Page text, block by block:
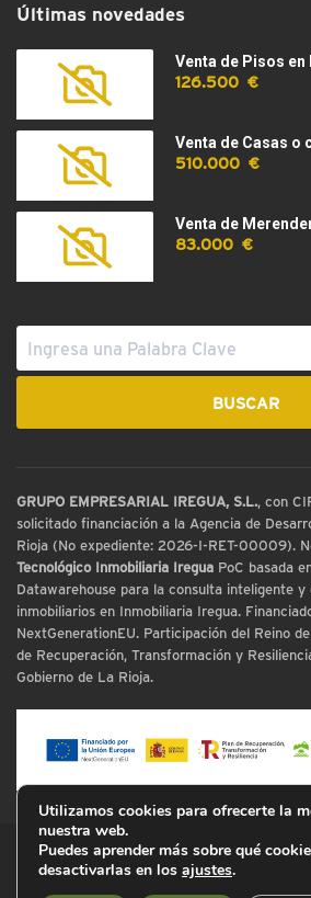
Últimas novedades
Venta de Pisos
126.500 €
Venta de Casas o
510.000 €
Venta de
83.000 €
GRUPO EMPRESARIAL IREGUA, S.L., con
solicitado financiación a la Agencia de
Rioja (No expediente: 2026-I-RET-00009).
Tecnológico Inmobiliaria Iregua PoC basada
Datawarehouse para la consulta inteligente
inmobiliarios en Inmobiliaria Iregua.
NextGenerationEU. Participación del Reino
de Recuperación, Transformación y
Gobierno de La Rioja.
© Inmobiliaria Iregua
Utilizamos cookies para ofrecerte la
nuestra web.
Puedes aprender más sobre qué
desactivarlas en los ajustes.